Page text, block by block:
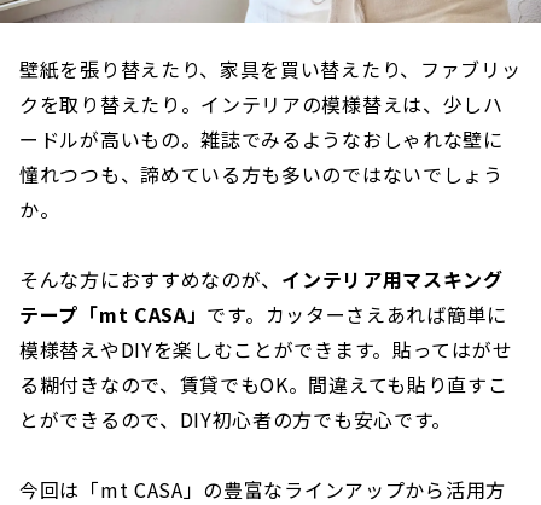
壁紙を張り替えたり、家具を買い替えたり、ファブリッ
クを取り替えたり。インテリアの模様替えは、少しハ
ードルが高いもの。雑誌でみるようなおしゃれな壁に
憧れつつも、諦めている方も多いのではないでしょう
か。
そんな方におすすめなのが、 インテリア用マスキング
テープ「mt CASA」 です。カッターさえあれば簡単に
模様替えやDIYを楽しむことができます。貼ってはがせ
る糊付きなので、賃貸でもOK。間違えても貼り直すこ
とができるので、DIY初心者の方でも安心です。
今回は「mt CASA」の豊富なラインアップから活用方